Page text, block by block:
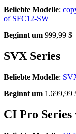
Beliebte Modelle:
of SFC12-SW
Beginnt um 999,99 $
SVX Series
Beliebte Modelle:
Beginnt um 1.699,99
CI Pro Series